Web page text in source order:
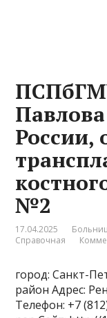
России,
№2
17.04.2025
Справочная
город: Санкт-
район Адрес:
Телефон: +7